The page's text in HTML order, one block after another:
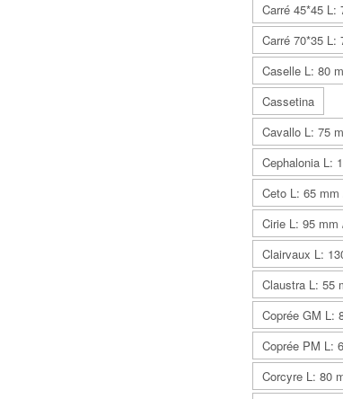
Carré 45*45 L:
Carré 70*35 L:
Caselle L: 80
Cassetina
Cavallo L: 75
Cephalonia L:
Ceto L: 65
Cirie L: 95 mm
Clairvaux L:
Claustra L: 55
Coprée GM L:
Coprée PM L:
Corcyre L: 80